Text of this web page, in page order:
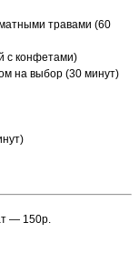
травами (60
с конфетами)
на выбор (30 минут)
— 150р.